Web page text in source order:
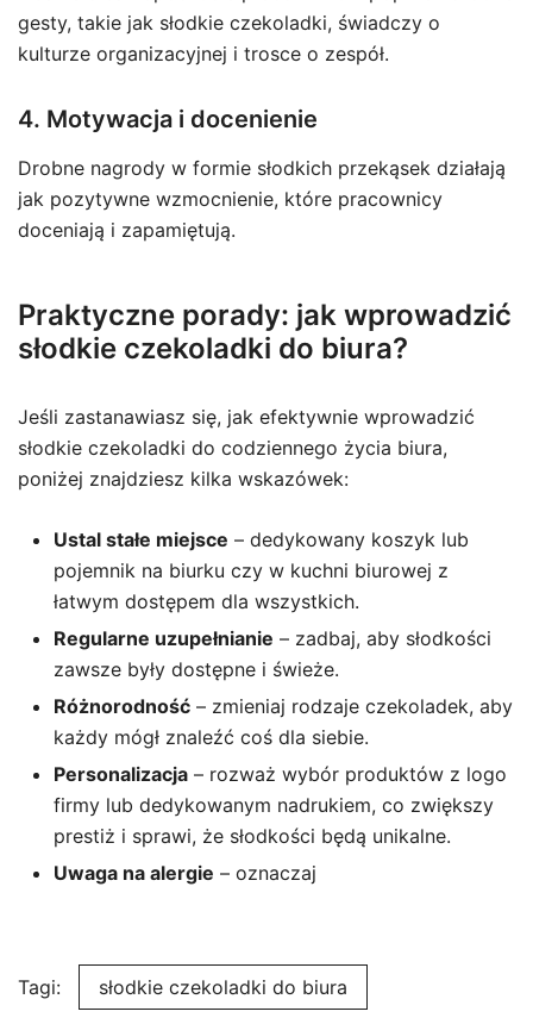
gesty, takie jak słodkie czekoladki, świadczy o
kulturze organizacyjnej i trosce o zespół.
4. Motywacja i docenienie
Drobne nagrody w formie słodkich przekąsek działają
jak pozytywne wzmocnienie, które pracownicy
doceniają i zapamiętują.
Praktyczne porady: jak wprowadzić
słodkie czekoladki do biura?
Jeśli zastanawiasz się, jak efektywnie wprowadzić
słodkie czekoladki do codziennego życia biura,
poniżej znajdziesz kilka wskazówek:
Ustal stałe miejsce – dedykowany koszyk lub
pojemnik na biurku czy w kuchni biurowej z
łatwym dostępem dla wszystkich.
Regularne uzupełnianie – zadbaj, aby słodkości
zawsze były dostępne i świeże.
Różnorodność – zmieniaj rodzaje czekoladek, aby
każdy mógł znaleźć coś dla siebie.
Personalizacja – rozważ wybór produktów z logo
firmy lub dedykowanym nadrukiem, co zwiększy
prestiż i sprawi, że słodkości będą unikalne.
Uwaga na alergie – oznaczaj
Tagi: słodkie czekoladki do biura